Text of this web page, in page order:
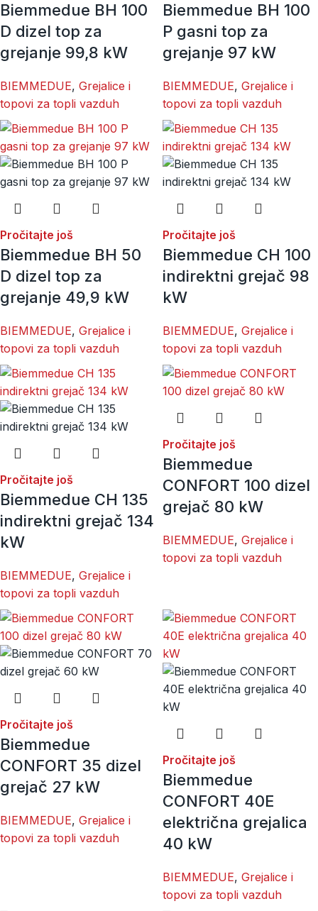
Biemmedue BH 100
D dizel top za
grejanje 99,8 kW
BIEMMEDUE, Grejalice i
topovi za topli vazduh
Biemmedue BH 100
P gasni top za
grejanje 97 kW
BIEMMEDUE, Grejalice i
topovi za topli vazduh
Pročitajte još
Biemmedue BH 50
D dizel top za
grejanje 49,9 kW
BIEMMEDUE, Grejalice i
topovi za topli vazduh
Pročitajte još
Biemmedue CH 100
indirektni grejač 98
kW
BIEMMEDUE, Grejalice i
topovi za topli vazduh
Pročitajte još
Biemmedue CH 135
indirektni grejač 134
kW
BIEMMEDUE, Grejalice i
topovi za topli vazduh
Pročitajte još
Biemmedue
CONFORT 100 dizel
grejač 80 kW
BIEMMEDUE, Grejalice i
topovi za topli vazduh
Pročitajte još
Biemmedue
CONFORT 35 dizel
grejač 27 kW
BIEMMEDUE, Grejalice i
topovi za topli vazduh
Pročitajte još
Biemmedue
CONFORT 40E
električna grejalica
40 kW
BIEMMEDUE, Grejalice i
topovi za topli vazduh